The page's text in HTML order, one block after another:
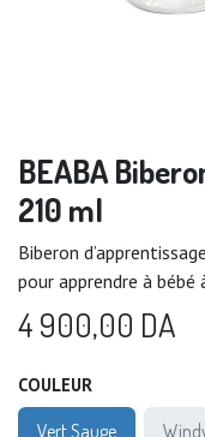
BEABA
210 ml
Biberon
pour apprendre à bébé
4 900,00 DA
COULEUR
Vert Sauge